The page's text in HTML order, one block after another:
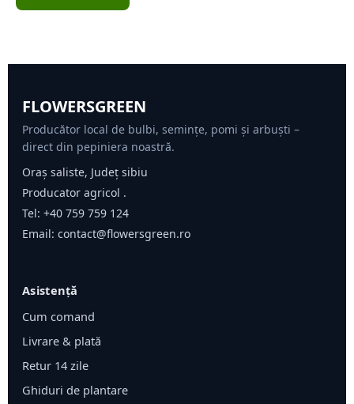
FLOWERSGREEN
Producător local de bulbi, semințe, pomi și arbuști –
direct din pepiniera noastră.
Oraș saliste, Județ sibiu
Producator agricol .
Tel: +40 759 759 124
Email: contact@flowersgreen.ro
Asistență
Cum comand
Livrare & plată
Retur 14 zile
Ghiduri de plantare